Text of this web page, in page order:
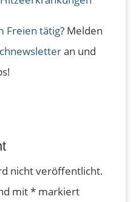
Freien tätig? Melden
an und
nicht veröffentlicht.
mit*markiert